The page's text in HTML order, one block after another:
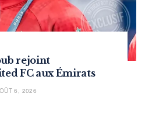
rejoint
FC aux Émirats
6, 2026